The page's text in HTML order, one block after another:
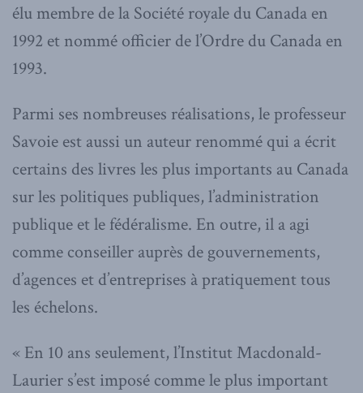
élu membre de la Société royale du Canada en
1992 et nommé officier de l’Ordre du Canada en
1993.
Parmi ses nombreuses réalisations, le professeur
Savoie est aussi un auteur renommé qui a écrit
certains des livres les plus importants au Canada
sur les politiques publiques, l’administration
publique et le fédéralisme. En outre, il a agi
comme conseiller auprès de gouvernements,
d’agences et d’entreprises à pratiquement tous
les échelons.
« En 10 ans seulement, l’Institut Macdonald-
Laurier s’est imposé comme le plus important